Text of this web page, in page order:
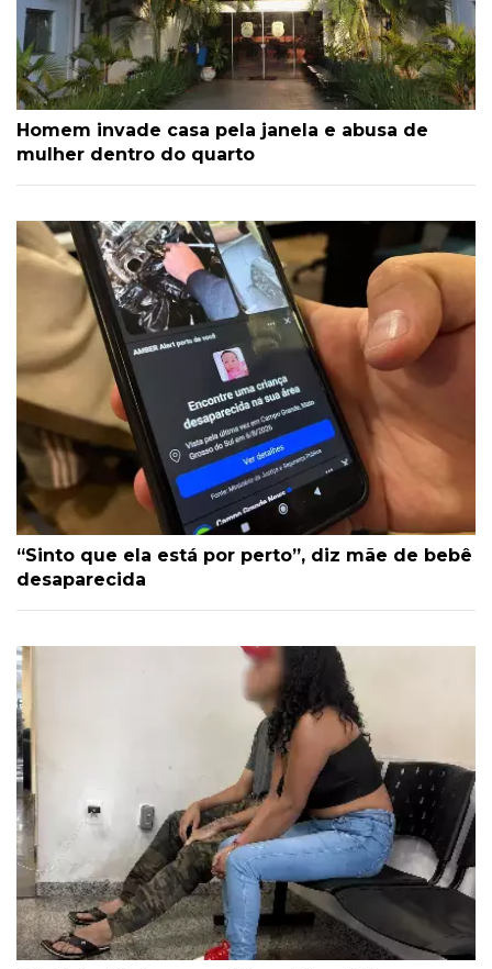
Homem invade casa pela janela e abusa de
mulher dentro do quarto
“Sinto que ela está por perto”, diz mãe de bebê
desaparecida